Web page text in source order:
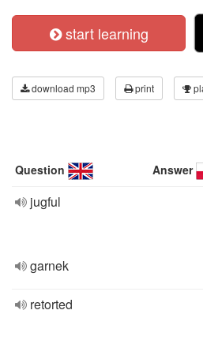
start learning
download mp3 print
Question Answer
jugful
garnek
retorted